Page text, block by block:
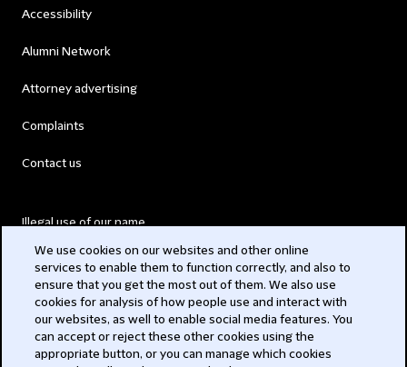
Accessibility
Alumni Network
Attorney advertising
Complaints
Contact us
Illegal use of our name
Modern Slavery Act
Privacy
We use cookies on our websites and other online
services to enable them to function correctly, and also to
ensure that you get the most out of them. We also use
cookies for analysis of how people use and interact with
our websites, as well to enable social media features. You
can accept or reject these other cookies using the
appropriate button, or you can manage which cookies